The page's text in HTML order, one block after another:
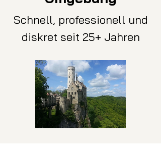
Schnell, professionell und
diskret seit 25+ Jahren